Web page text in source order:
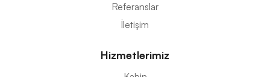
Referanslar
İletişim
Hizmetlerimiz